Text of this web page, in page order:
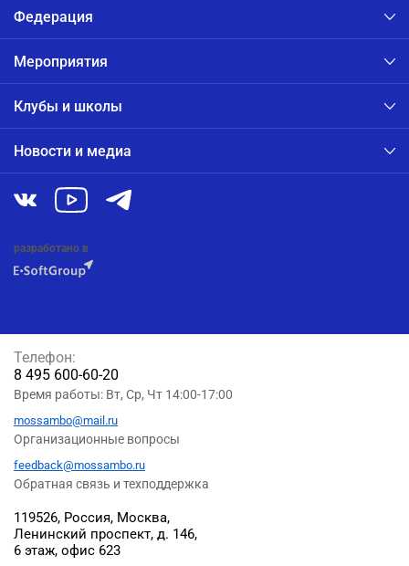
Федерация
Мероприятия
Клубы и школы
Новости и медиа
разработано в
119526, Россия, Москва,
Ленинский проспект, д. 146,
6 этаж, офис 623
Телефон:
8 495 600-60-20
Время работы: Вт, Ср, Чт 14:00-17:00
mossambo@mail.ru
Организационные вопросы
feedback@mossambo.ru
Обратная связь и техподдержка